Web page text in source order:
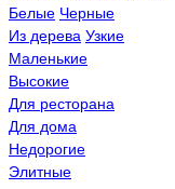
Белые Черные
Из дерева Узкие
Маленькие
Высокие
Для ресторана
Для дома
Недорогие
Элитные